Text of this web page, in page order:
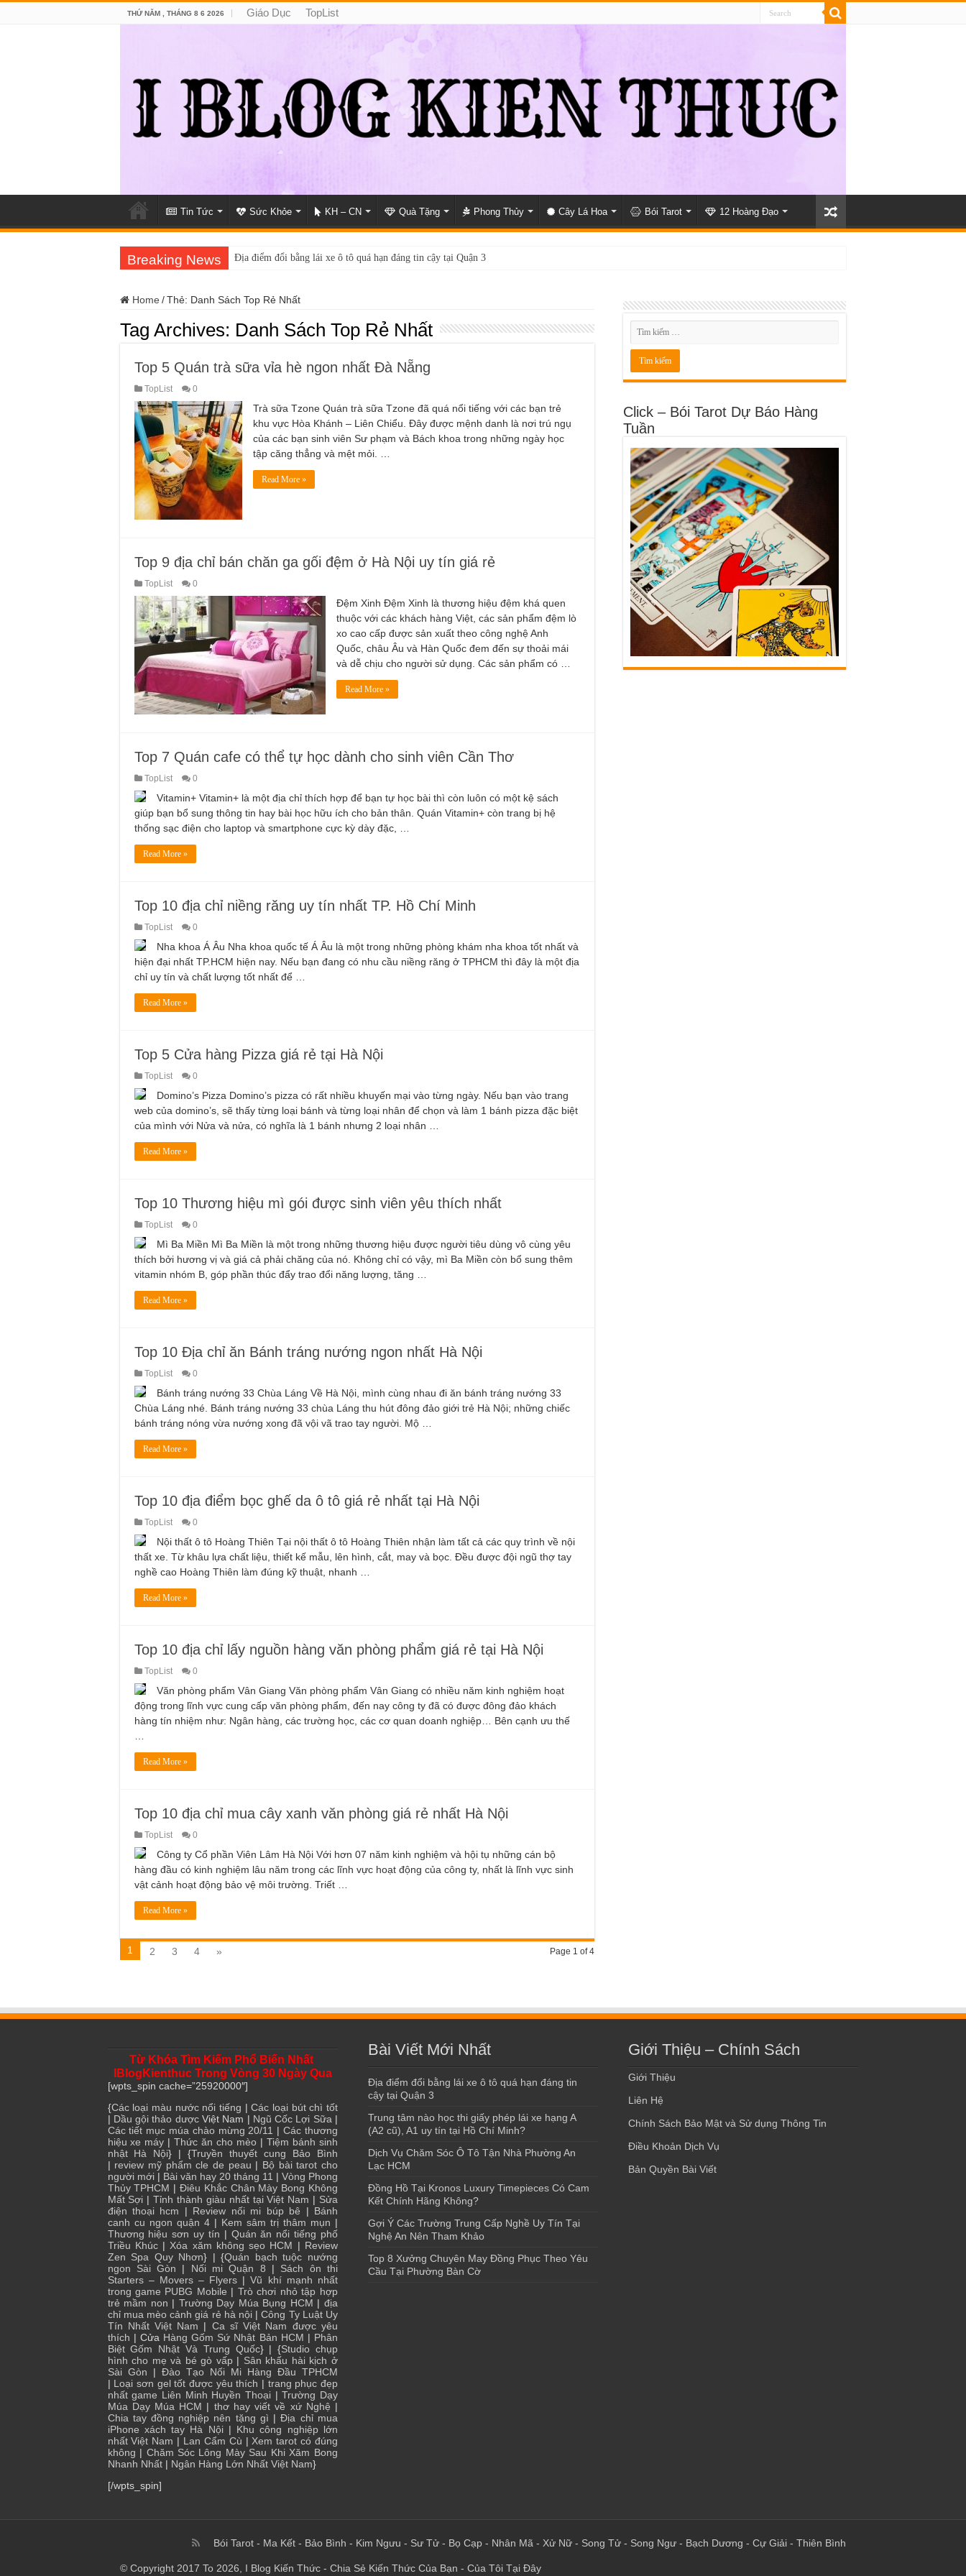
THỨ NĂM , THÁNG 8 6 2026 Giáo Dục TopList
Tin Tức Sức Khỏe KH – CN Quà Tặng Phong Thủy Cây Lá Hoa Bói Tarot 12 Hoàng Đạo
Breaking News Địa điểm đổi bằng lái xe ô tô quá hạn đáng tin cậy tại Quận 3
Home /Thẻ: Danh Sách Top Rẻ Nhất
Tag Archives: Danh Sách Top Rẻ Nhất
Top 5 Quán trà sữa vỉa hè ngon nhất Đà Nẵng
TopList 0
Trà sữa Tzone Quán trà sữa Tzone đã quá nổi tiếng với các bạn trẻ
khu vực Hòa Khánh – Liên Chiểu. Đây được mệnh danh là nơi trú ngụ
của các bạn sinh viên Sư phạm và Bách khoa trong những ngày học
tập căng thẳng và mệt mỏi. …
Read More »
Top 9 địa chỉ bán chăn ga gối đệm ở Hà Nội uy tín giá rẻ
TopList 0
Đệm Xinh Đệm Xinh là thương hiệu đệm khá quen
thuộc với các khách hàng Việt, các sản phẩm đệm lò
xo cao cấp được sản xuất theo công nghệ Anh
Quốc, châu Âu và Hàn Quốc đem đến sự thoải mái
và dễ chịu cho người sử dụng. Các sản phẩm có …
Read More »
Top 7 Quán cafe có thể tự học dành cho sinh viên Cần Thơ
TopList 0
Vitamin+ Vitamin+ là một địa chỉ thích hợp để bạn tự học bài thì còn luôn có một kệ sách
giúp bạn bổ sung thông tin hay bài học hữu ích cho bản thân. Quán Vitamin+ còn trang bị hệ
thống sạc điện cho laptop và smartphone cực kỳ dày đặc, …
Read More »
Top 10 địa chỉ niềng răng uy tín nhất TP. Hồ Chí Minh
TopList 0
Nha khoa Á Âu Nha khoa quốc tế Á Âu là một trong những phòng khám nha khoa tốt nhất và
hiện đại nhất TP.HCM hiện nay. Nếu bạn đang có nhu cầu niềng răng ở TPHCM thì đây là một địa
chỉ uy tín và chất lượng tốt nhất để …
Read More »
Top 5 Cửa hàng Pizza giá rẻ tại Hà Nội
TopList 0
Domino’s Pizza Domino’s pizza có rất nhiều khuyến mại vào từng ngày. Nếu bạn vào trang
web của domino’s, sẽ thấy từng loại bánh và từng loại nhân để chọn và làm 1 bánh pizza đặc biệt
của mình với Nửa và nửa, có nghĩa là 1 bánh nhưng 2 loại nhân …
Read More »
Top 10 Thương hiệu mì gói được sinh viên yêu thích nhất
TopList 0
Mì Ba Miền Mì Ba Miền là một trong những thương hiệu được người tiêu dùng vô cùng yêu
thích bởi hương vị và giá cả phải chăng của nó. Không chỉ có vậy, mì Ba Miền còn bổ sung thêm
vitamin nhóm B, góp phần thúc đẩy trao đổi năng lượng, tăng …
Read More »
Top 10 Địa chỉ ăn Bánh tráng nướng ngon nhất Hà Nội
TopList 0
Bánh tráng nướng 33 Chùa Láng Về Hà Nội, mình cùng nhau đi ăn bánh tráng nướng 33
Chùa Láng nhé. Bánh tráng nướng 33 chùa Láng thu hút đông đảo giới trẻ Hà Nội; những chiếc
bánh tráng nóng vừa nướng xong đã vội vã trao tay người. Mộ …
Read More »
Top 10 địa điểm bọc ghế da ô tô giá rẻ nhất tại Hà Nội
TopList 0
Nội thất ô tô Hoàng Thiên Tại nội thất ô tô Hoàng Thiên nhận làm tất cả các quy trình về nội
thất xe. Từ khâu lựa chất liệu, thiết kế mẫu, lên hình, cắt, may và bọc. Đều được đội ngũ thợ tay
nghề cao Hoàng Thiên làm đúng kỹ thuật, nhanh …
Read More »
Top 10 địa chỉ lấy nguồn hàng văn phòng phẩm giá rẻ tại Hà Nội
TopList 0
Văn phòng phẩm Vân Giang Văn phòng phẩm Vân Giang có nhiều năm kinh nghiệm hoạt
động trong lĩnh vực cung cấp văn phòng phẩm, đến nay công ty đã có được đông đảo khách
hàng tín nhiệm như: Ngân hàng, các trường học, các cơ quan doanh nghiệp… Bên cạnh ưu thế
Read More »
Top 10 địa chỉ mua cây xanh văn phòng giá rẻ nhất Hà Nội
TopList 0
Công ty Cổ phần Viên Lâm Hà Nội Với hơn 07 năm kinh nghiệm và hội tụ những cán bộ
hàng đầu có kinh nghiệm lâu năm trong các lĩnh vực hoạt động của công ty, nhất là lĩnh vực sinh
vật cảnh hoạt động bảo vệ môi trường. Triết …
Read More »
Page 1 of 4
1 2 3 4 »
Click – Bói Tarot Dự Báo Hàng
Tuần
Từ Khóa Tìm Kiếm Phổ Biến Nhất
IBlogKienthuc Trong Vòng 30 Ngày Qua
[wpts_spin cache=”25920000″]
{Các loại màu nước nổi tiếng |Các loại bút chì tốt
| Dầu gội thảo dượcViệt Nam | Ngũ Cốc Lợi Sữa |
Các tiết mục múa chào mừng 20/11 |Các thương
hiệu xe máy |Thức ăn cho mèo |Tiệm bánh sinh
nhật Hà Nội} | {Truyền thuyết cung Bảo Bình
| review mỹ phẩm cle de peau | Bộ bài tarot cho
người mới| Bài văn hay 20 tháng 11 | Vòng Phong
Thủy TPHCM | Điêu Khắc Chân Mày Bong Không
Mất Sợi |Tỉnh thành giàu nhất tại Việt Nam | Sửa
điện thoại hcm | Review nối mi búp bê | Bánh
canh cu ngon quận 4| Kem sâm trị thâm mụn |
Thương hiệu sơn uy tín | Quán ăn nổi tiếng phố
Triều Khúc| Xóa xăm không sẹo HCM | Review
Zen Spa Quy Nhơn} | {Quán bạch tuộc nướng
ngon Sài Gòn | Nối mi Quận 8 | Sách ôn thi
Starters – Movers – Flyers |Vũ khí mạnh nhất
trong game PUBG Mobile | Trò chơi nhỏ tập hợp
trẻ mầm non | Trường Dạy Múa Bụng HCM | địa
chỉ mua mèo cảnh giá rẻ hà nội|Công Ty Luật Uy
Tín Nhất Việt Nam | Ca sĩ Việt Nam được yêu
thích | Cửa Hàng Gốm Sứ Nhật Bản HCM | Phân
Biệt Gốm Nhật Và Trung Quốc} | {Studio chụp
hình cho mẹ và bé gò vấp| Sân khấu hài kịch ở
Sài Gòn | Đào Tạo Nối Mi Hàng Đầu TPHCM
| Loại sơn gel tốt được yêu thích | trang phục đẹp
nhất game Liên Minh Huyền Thoại|Trường Dạy
Múa Dạy Múa HCM | thơ hay viết về xứ Nghệ |
Chia tay đồng nghiệp nên tặng gì |Địa chỉ mua
iPhone xách tay Hà Nội| Khu công nghiệp lớn
nhất Việt Nam | Lan Cẩm Cù | Xem tarot có đúng
không | Chăm Sóc Lông Mày Sau Khi Xăm Bong
Nhanh Nhất| Ngân Hàng Lớn Nhất Việt Nam}
[/wpts_spin]
Bài Viết Mới Nhất
Địa điểm đổi bằng lái xe ô tô quá hạn đáng tin
cậy tại Quận 3
Trung tâm nào học thi giấy phép lái xe hạng A
(A2 cũ), A1 uy tín tại Hồ Chí Minh?
Dịch Vụ Chăm Sóc Ô Tô Tận Nhà Phường An
Lạc HCM
Đồng Hồ Tại Kronos Luxury Timepieces Có Cam
Kết Chính Hãng Không?
Gợi Ý Các Trường Trung Cấp Nghề Uy Tín Tại
Nghệ An Nên Tham Khảo
Top 8 Xưởng Chuyên May Đồng Phục Theo Yêu
Cầu Tại Phường Bàn Cờ
Giới Thiệu – Chính Sách
Giới Thiệu
Liên Hệ
Chính Sách Bảo Mật và Sử dụng Thông Tin
Điều Khoản Dịch Vụ
Bản Quyền Bài Viết
Bói Tarot - Ma Kết - Bảo Bình - Kim Ngưu - Sư Tử - Bọ Cạp - Nhân Mã - Xử Nữ - Song Tử - Song Ngư - Bạch Dương - Cự Giải - Thiên Bình
© Copyright 2017 To 2026, I Blog Kiến Thức - Chia Sẻ Kiến Thức Của Bạn - Của Tôi Tại Đây